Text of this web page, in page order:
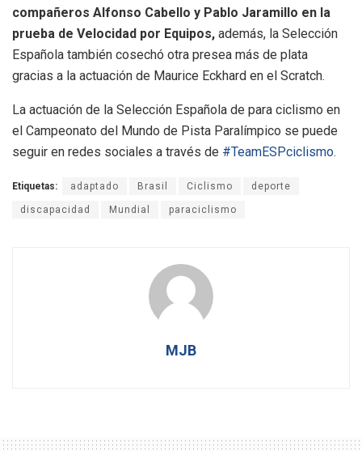
compañeros Alfonso Cabello y Pablo Jaramillo en la
prueba de Velocidad por Equipos, además, la Selección
Española también cosechó otra presea más de plata
gracias a la actuación de Maurice Eckhard en el Scratch.
La actuación de la Selección Española de para ciclismo en
el Campeonato del Mundo de Pista Paralímpico se puede
seguir en redes sociales a través de #TeamESPciclismo.
Etiquetas: adaptado Brasil Ciclismo deporte
discapacidad Mundial paraciclismo
MJB